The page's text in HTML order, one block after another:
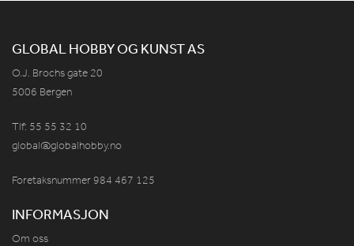
GLOBAL HOBBY OG KUNST AS
O.J. Brochs gate 20
5006 Bergen
Tlf: 55 55 32 10
global@globalhobby.no
Foretaksnummer 984 467 125
INFORMASJON
Om oss